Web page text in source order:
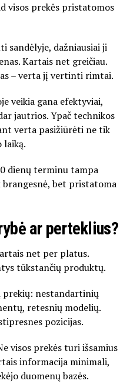
visos prekės pristatomos
sandėlyje, dažniausiai ji
Kartais net greičiau.
– verta jį vertinti rimtai.
veikia gana efektyviai,
jautrios. Ypač technikos
verta pasižiūrėti ne tik
laiką.
dienų terminu tampa
bet pristatoma
ar perteklius?
net per platus.
tūkstančių produktų.
prekių: nestandartinių
retesnių modelių.
pozicijas.
visos prekės turi išsamius
informacija minimali,
duomenų bazės.